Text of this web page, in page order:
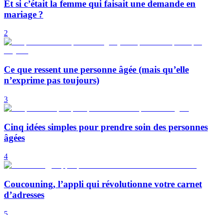
Et si c’était la femme qui faisait une demande en
mariage ?
2
Ce que ressent une personne âgée (mais qu’elle
n’exprime pas toujours)
3
Cinq idées simples pour prendre soin des personnes
âgées
4
Coucouning, l’appli qui révolutionne votre carnet
d’adresses